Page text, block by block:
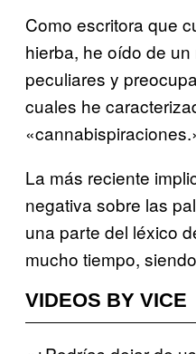
Como escritora que
hierba, he oído de
peculiares y
cuales he
La más reciente
negativa sobre las
una parte del léxico
mucho tiempo,
VIDEOS BY VICE